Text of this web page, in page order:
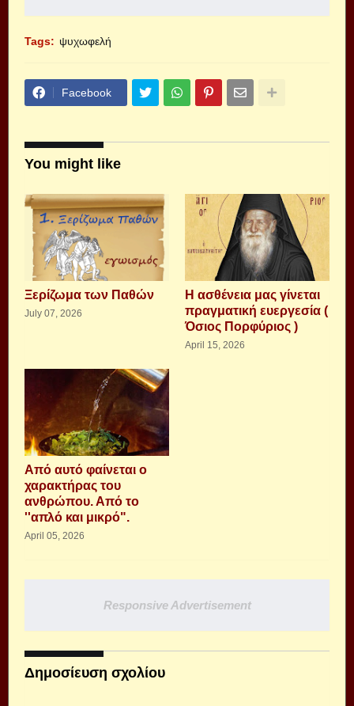
Tags: ψυχωφελή
Facebook
You might like
Ξερίζωμα των Παθών
July 07, 2026
Η ασθένεια μας γίνεται
πραγματική ευεργεσία (
Όσιος Πορφύριος )
April 15, 2026
Από αυτό φαίνεται ο
χαρακτήρας του
ανθρώπου. Από το
''απλό και μικρό".
April 05, 2026
Responsive Advertisement
Δημοσίευση σχολίου